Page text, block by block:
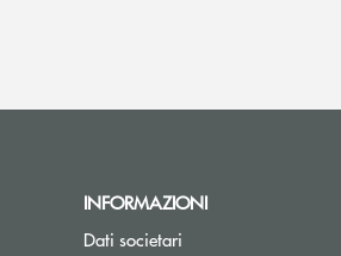
INFORMAZIONI
Dati societari